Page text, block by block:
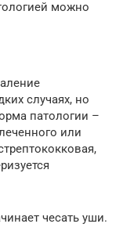
можно
случаях, но
патологии –
или
чесать уши.